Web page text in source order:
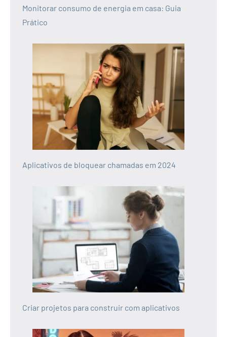
Monitorar consumo de energia em casa: Guia
Prático
Aplicativos de bloquear chamadas em 2024
Criar projetos para construir com aplicativos